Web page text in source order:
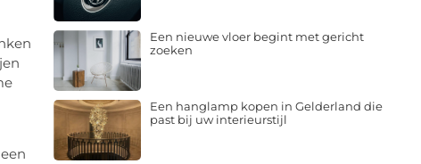
Een nieuwe vloer begint met gericht
zoeken
Een hanglamp kopen in Gelderland die
past bij uw interieurstijl